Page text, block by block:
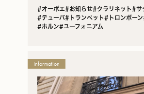
#オーボエ#お知らせ#クラリネット#サ
#テューバ#トランペット#トロンボーン
#ホルン#ユーフォニアム
Information